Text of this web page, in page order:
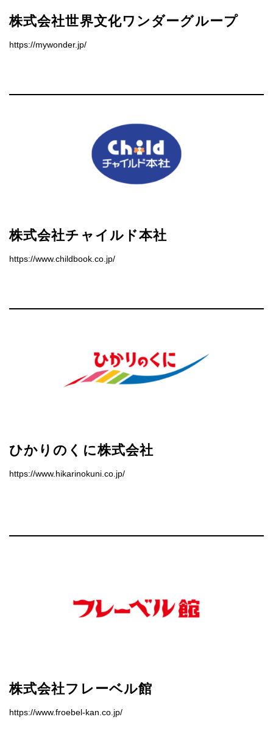
株式会社世界文化ワンダーグループ
https://mywonder.jp/
株式会社チャイルド本社
https://www.childbook.co.jp/
ひかりのくに株式会社
https://www.hikarinokuni.co.jp/
株式会社フレーベル館
https://www.froebel-kan.co.jp/